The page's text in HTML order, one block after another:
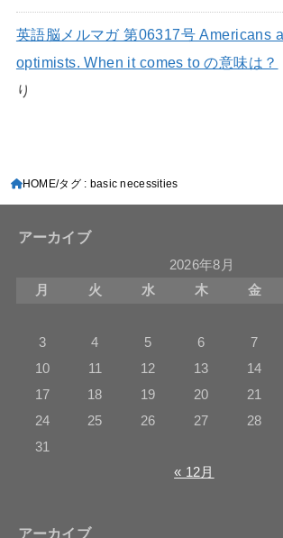
英語脳メルマガ 第06317号 Americans
optimists. When it comes to の意味は？
り
HOME タグ : basic necessities
アーカイブ
2026年8月
月
火 水 木 金
3
4 5 6 7
10
11 12 13 14
17
18 19 20 21
24
25 26 27 28
31
« 12月
アーカイブ